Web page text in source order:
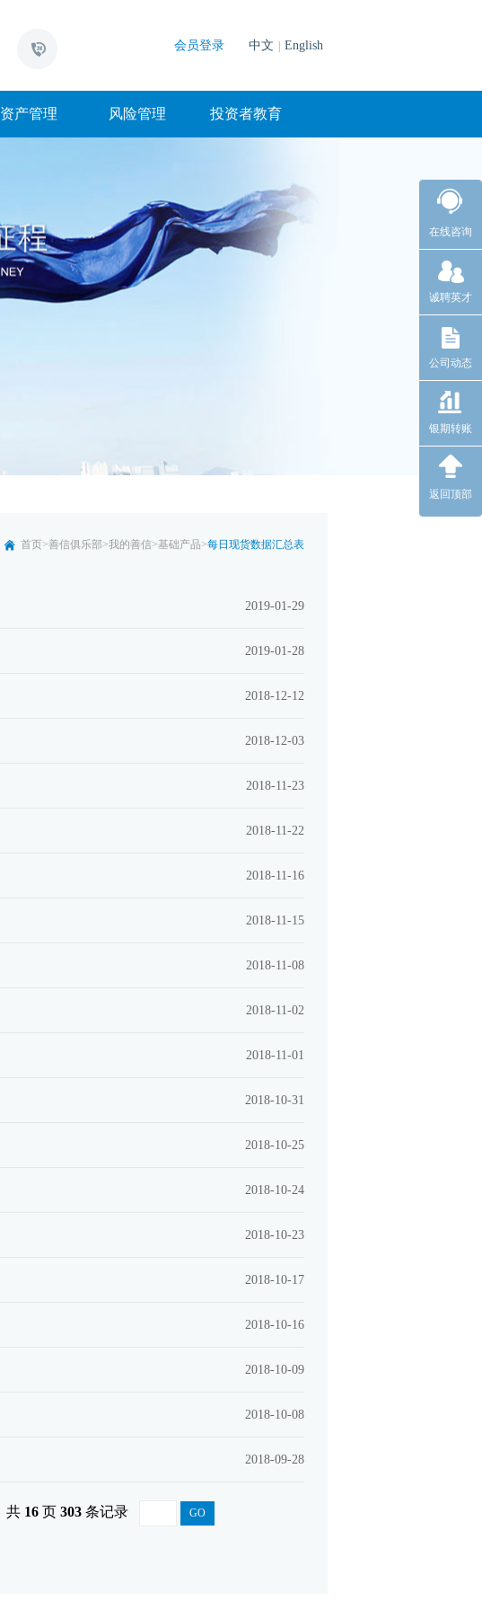
在线咨询
诚聘英才
公司动态
银期转账
返回顶部
会员登录 中文 English
资产管理 风险管理 投资者教育
首页>善信俱乐部>我的善信>基础产品>每日现货数据汇总表
2019-01-29
2019-01-28
2018-12-12
2018-12-03
2018-11-23
2018-11-22
2018-11-16
2018-11-15
2018-11-08
2018-11-02
2018-11-01
2018-10-31
2018-10-25
2018-10-24
2018-10-23
2018-10-17
2018-10-16
2018-10-09
2018-10-08
2018-09-28
共 16 页 303 条记录 GO